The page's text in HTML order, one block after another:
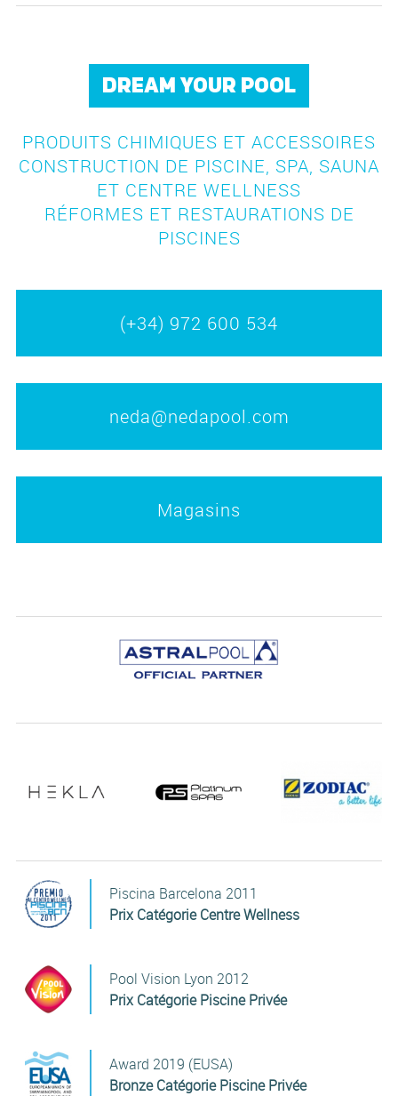
DREAM YOUR POOL
PRODUITS CHIMIQUES ET ACCESSOIRES
CONSTRUCTION DE PISCINE, SPA, SAUNA
ET CENTRE WELLNESS
RÉFORMES ET RESTAURATIONS DE
PISCINES
(+34) 972 600 534
neda@nedapool.com
Magasins
Piscina Barcelona 2011
Prix Catégorie Centre Wellness
Pool Vision Lyon 2012
Prix Catégorie Piscine Privée
Award 2019 (EUSA)
Bronze Catégorie Piscine Privée